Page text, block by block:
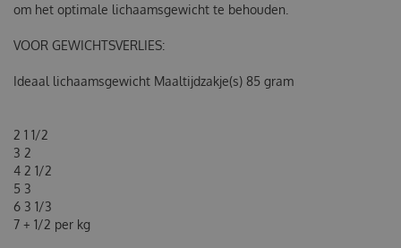
om het optimale lichaamsgewicht te behouden.
VOOR GEWICHTSVERLIES:
Ideaal lichaamsgewicht Maaltijdzakje(s) 85 gram
2 1 1/2
3 2
4 2 1/2
5 3
6 3 1/3
7 + 1/2 per kg